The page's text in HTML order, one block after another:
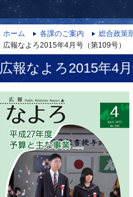
ホーム 各課のご案内 総合政策
広報なよろ2015年4月号（第109号）
広報なよろ2015年4月